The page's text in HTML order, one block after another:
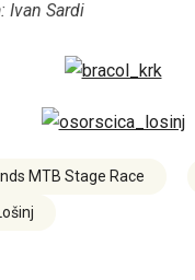
Ivan Sardi
MTB Stage Race